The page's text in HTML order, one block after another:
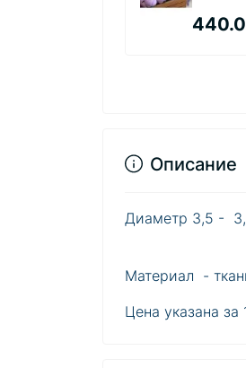
Описание
Диаметр 3,5 -
Материал -
Цена указана за